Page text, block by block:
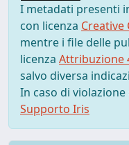
I metadati presenti
con licenza Creative
mentre i file delle
licenza Attribuzione
salvo diversa
In caso di
Supporto Iris